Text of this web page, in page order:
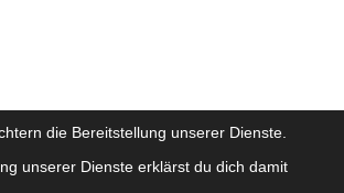
die Bereitstellung unserer Dienste.
unserer Dienste erklärst du dich damit